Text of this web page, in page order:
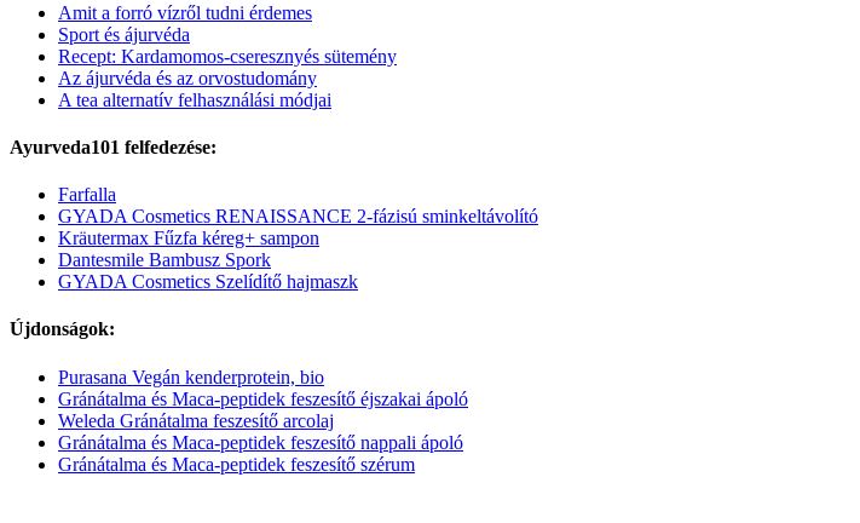
Amit a forró vízről tudni érdemes
Sport és ájurvéda
Recept: Kardamomos-cseresznyés sütemény
Az ájurvéda és az orvostudomány
A tea alternatív felhasználási módjai
Ayurveda101 felfedezése:
Farfalla
GYADA Cosmetics RENAISSANCE 2-fázisú sminkeltávolító
Kräutermax Fűzfa kéreg+ sampon
Dantesmile Bambusz Spork
GYADA Cosmetics Szelídítő hajmaszk
Újdonságok:
Purasana Vegán kenderprotein, bio
Gránátalma és Maca-peptidek feszesítő éjszakai ápoló
Weleda Gránátalma feszesítő arcolaj
Gránátalma és Maca-peptidek feszesítő nappali ápoló
Gránátalma és Maca-peptidek feszesítő szérum